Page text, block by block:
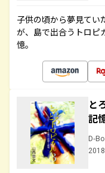
子供の頃から夢見てい
が、島で出合うトロピ
憶。
と
記
D-